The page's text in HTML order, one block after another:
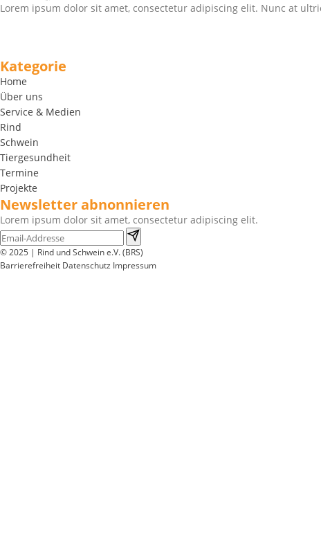
Lorem ipsum dolor sit amet, consectetur adipiscing elit. Nunc at
Kategorie
Home
Über uns
Service & Medien
Rind
Schwein
Tiergesundheit
Termine
Projekte
Newsletter abnonnieren
Lorem ipsum dolor sit amet, consectetur adipiscing elit.
© 2025 | Rind und Schwein e.V. (BRS)
Barrierefreiheit Datenschutz Impressum